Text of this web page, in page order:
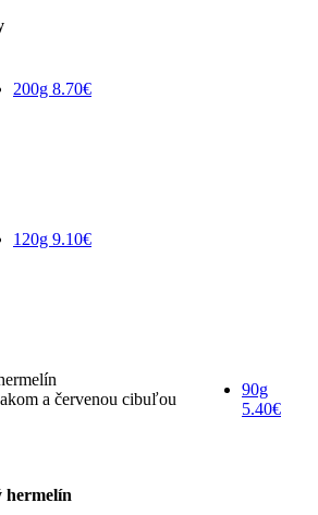
200g 8.70€
120g 9.10€
a červenou cibuľou
90g
5.40€